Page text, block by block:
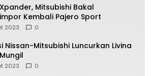
Mitsubishi Bakal
Kembali Pajero Sport
2023 0
Nissan-Mitsubishi Luncurkan Livina
2023 0